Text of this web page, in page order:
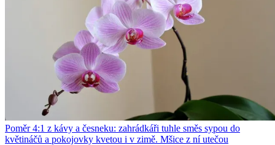
Poměr 4:1 z kávy a česneku: zahrádkáři tuhle směs sypou do
květináčů a pokojovky kvetou i v zimě. Mšice z ní utečou